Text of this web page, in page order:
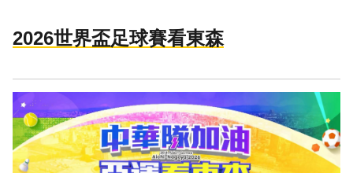
2026世界盃足球賽看東森